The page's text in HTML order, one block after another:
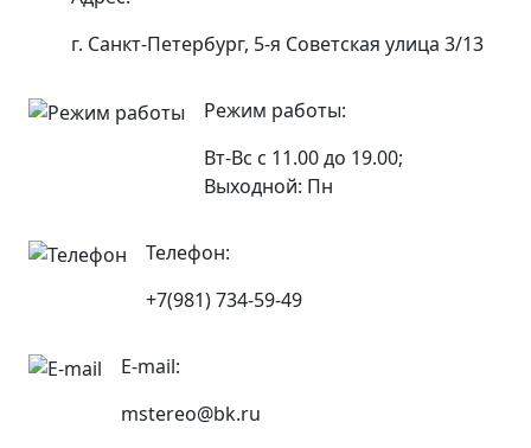
г. Санкт-Петербург, 5-я Советская улица 3/13
Режим работы:
Вт-Вс с 11.00 до 19.00;
Выходной: Пн
Телефон:
+7(981) 734-59-49
E-mail:
mstereo@bk.ru